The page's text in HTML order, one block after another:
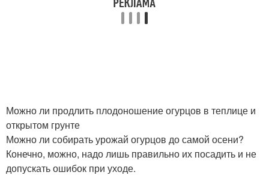
Можно ли продлить плодоношение огурцов в теплице и
открытом грунте
Можно ли собирать урожай огурцов до самой осени?
Конечно, можно, надо лишь правильно их посадить и не
допускать ошибок при уходе.